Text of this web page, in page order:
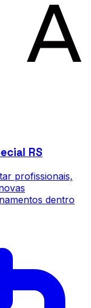
RS
profissionais,
dentro